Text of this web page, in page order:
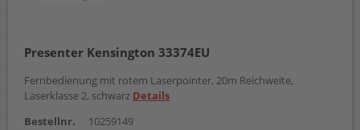
Presenter Kensington 33374EU
Fernbedienung mit rotem Laserpointer, 20m Reichweite,
Laserklasse 2, schwarz Details
Bestellnr.
10259149